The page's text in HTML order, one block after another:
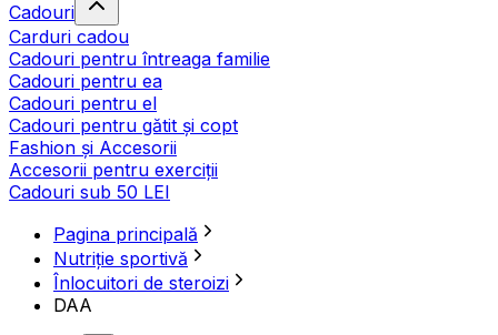
Cadouri
Carduri cadou
Cadouri pentru întreaga familie
Cadouri pentru ea
Cadouri pentru el
Cadouri pentru gătit și copt
Fashion și Accesorii
Accesorii pentru exerciții
Cadouri sub 50 LEI
Pagina principală
Nutriție sportivă
Înlocuitori de steroizi
DAA